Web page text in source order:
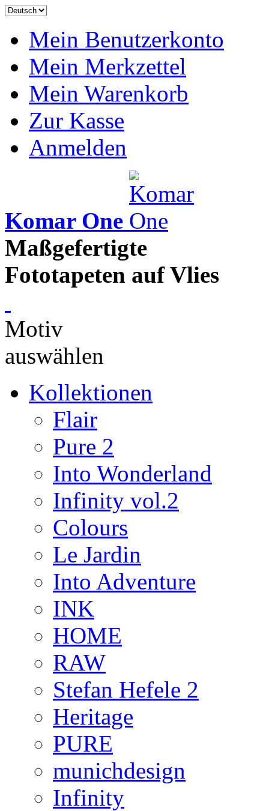
Mein Benutzerkonto
Mein Merkzettel
Mein Warenkorb
Zur Kasse
Anmelden
Komar One
Maßgefertigte
Fototapeten auf Vlies
Motiv
auswählen
Kollektionen
Flair
Pure 2
Into Wonderland
Infinity vol.2
Colours
Le Jardin
Into Adventure
INK
HOME
RAW
Stefan Hefele 2
Heritage
PURE
munichdesign
Infinity